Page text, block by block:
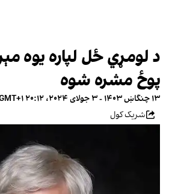
د لومړي ځل لپاره یوه
پوځ مشره شوه
۱۳ چنگاښ ۱۴۰۳ - ۳ جولای ۲۰۲۴، ۲۰:۱۲ GMT+۱
شریک کول